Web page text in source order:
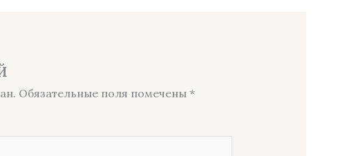
Обязательные поля помечены *